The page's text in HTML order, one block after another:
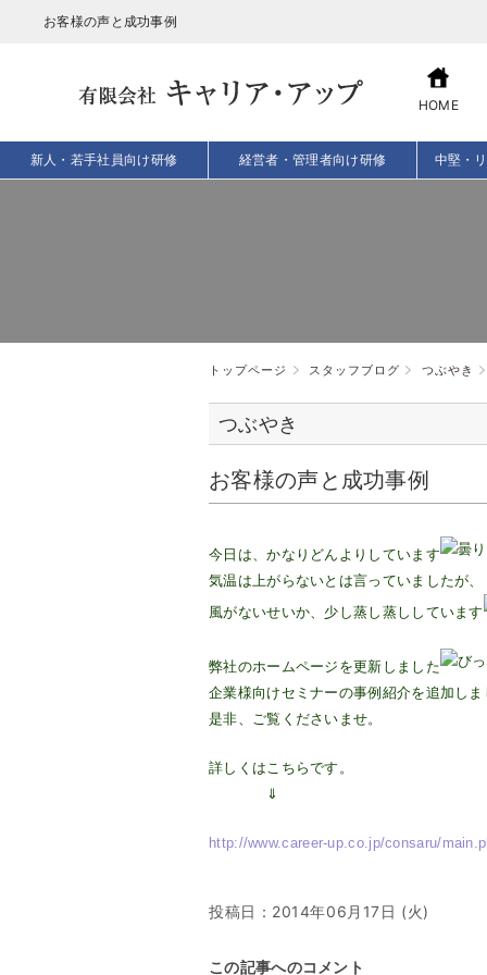
お客様の声と成功事例
HOME
新人・若手社員向け研修 経営者・管理者向け研修 中堅・
トップページ スタッフブログ つぶやき
つぶやき
お客様の声と成功事例
今日は、かなりどんよりしています
気温は上がらないとは言っていましたが、
風がないせいか、少し蒸し蒸ししています
弊社のホームページを更新しました
企業様向けセミナーの事例紹介を追加し
是非、ご覧くださいませ。
詳しくはこちらです。
⇓
http://www.career-up.co.jp/consaru/
投稿日： 2014年06月17日 (火)
この記事へのコメント